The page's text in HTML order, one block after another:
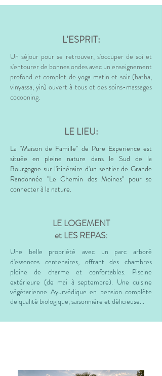
L'ESPRIT:
Un séjour pour se retrouver, s'occuper de soi et
s'entourer de bonnes ondes avec un enseignement
profond et complet de yoga matin et soir (hatha,
vinyassa, yin) ouvert à tous et des soins-massages
cocooning.
LE LIEU:
La "Maison de Famille" de Pure Experience est
située en pleine nature dans le Sud de la
Bourgogne sur l'itinéraire d'un sentier de Grande
Randonnée "Le Chemin des Moines" pour se
connecter à la nature.
LE LOGEMENT
et LES REPAS:
Une belle propriété avec un parc arboré
d'essences centenaires, offrant des chambres
pleine de charme et confortables. Piscine
extérieure (de mai à septembre). Une cuisine
végétarienne Ayurvédique en pension complète
de qualité biologique, saisonnière et délicieuse...